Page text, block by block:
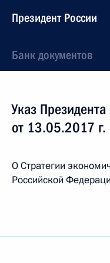
Президент России
Банк документов
Указ
от 13.05.2017
О Стратегии
Российской